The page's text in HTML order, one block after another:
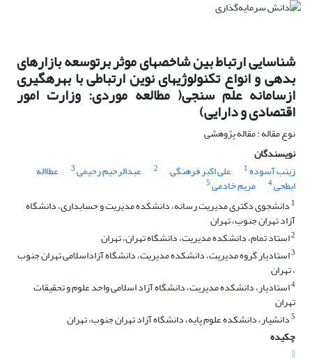
شناسایی ارتباط بین شاخصهای موثر برتوسعه بازارهای
بدهی و انواع تکنولوژیهای نوین ارتباطی با بهره‏گیری
ازسامانه علم سنجی( مطالعه موردی: وزارت امور
اقتصادی و دارایی)
نوع مقاله : مقاله پژوهشی
نویسندگان
زینب آسوده1 علی اکبر فرهنگی 2 عبدالرحیم رحیمی3 عطااله
ابطحی4 مریم خادمی5
1 دانشجوی دکتری مدیریت رسانه، دانشکده مدیریت و حسابداری، دانشگاه
آزاد تهران جنوب، تهران
2استاد تمام، دانشکده مدیریت، دانشگاه تهران، تهران
3استادیار گروه مدیریت، دانشکده مدیریت، دانشگاه آزاداسلامی تهران جنوب
، تهران
4استادیار، دانشکده مدیریت، دانشگاه آزاد اسلامی واحد علوم و تحقیقات
تهران
5دانشیار، دانشکده علوم پایه، دانشگاه آزاد تهران جنوب، تهران
چکیده